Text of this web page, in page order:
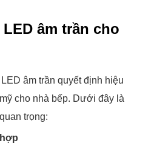
âm trần cho
âm trần quyết định hiệu
cho nhà bếp. Dưới đây là
trọng: